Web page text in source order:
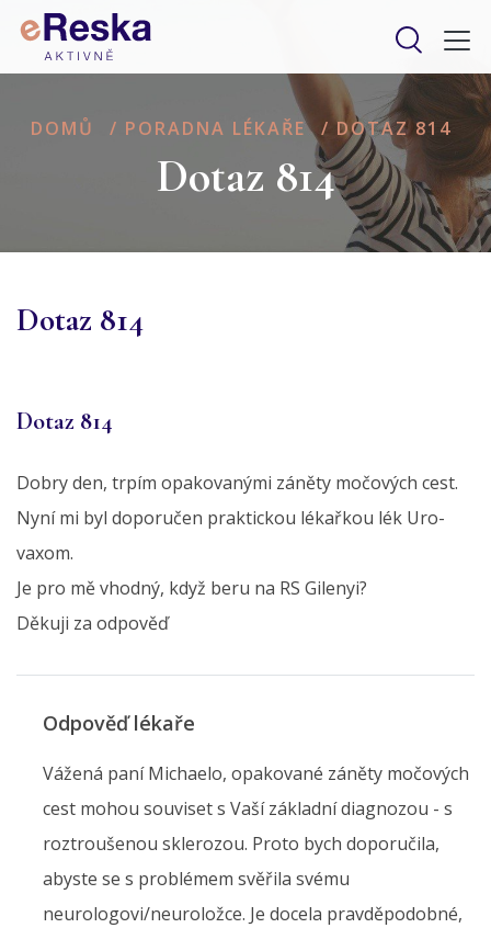
DOMŮ / PORADNA LÉKAŘE / DOTAZ 814
Dotaz 814
Dotaz 814
Dotaz 814
Dobry den, trpím opakovanými záněty močových cest.
Nyní mi byl doporučen praktickou lékařkou lék Uro-
vaxom.
Je pro mě vhodný, když beru na RS Gilenyi?
Děkuji za odpověď
Odpověď lékaře
Vážená paní Michaelo, opakované záněty močových
cest mohou souviset s Vaší základní diagnozou - s
roztroušenou sklerozou. Proto bych doporučila,
abyste se s problémem svěřila svému
neurologovi/neuroložce. Je docela pravděpodobné,